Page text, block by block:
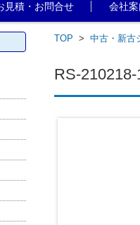
見積・お問合せ 会社
TOP > 中古・新古
RS-